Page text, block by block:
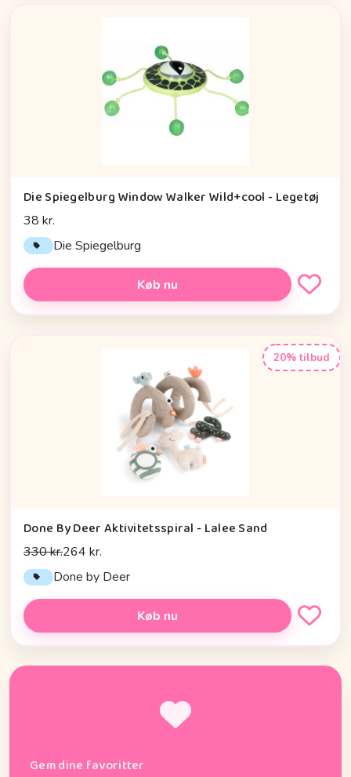
Die Spiegelburg Window Walker Wild+cool - Legetøj
38 kr.
Die Spiegelburg
Køb nu
20% tilbud
Done By Deer Aktivitetsspiral - Lalee Sand
330 kr.264 kr.
Done by Deer
Køb nu
Gem dine favoritter